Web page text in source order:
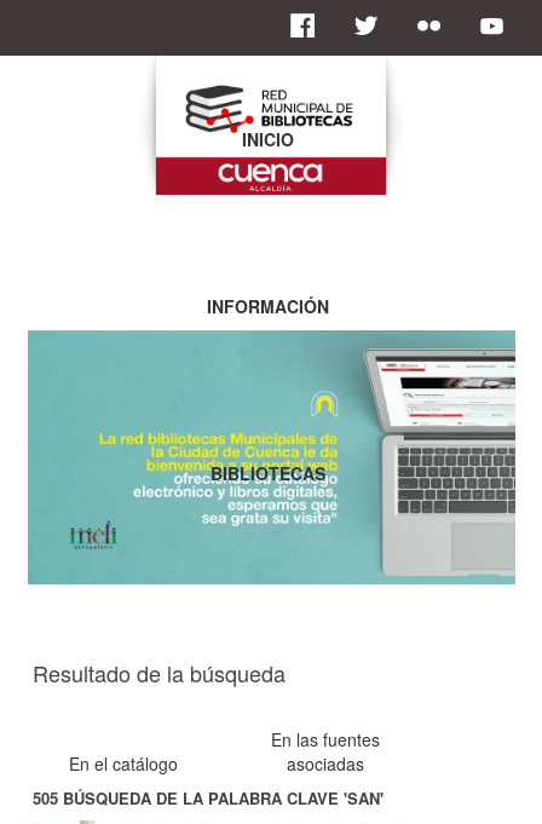
Resultado de la búsqueda
En el catálogo
En las fuentes
asociadas
505 BÚSQUEDA DE LA PALABRA CLAVE'SAN'
INICIO
INFORMACIÓN
BIBLIOTECAS